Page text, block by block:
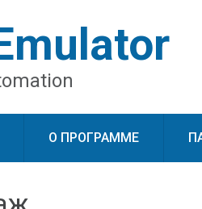
О ПРОГРАММЕ